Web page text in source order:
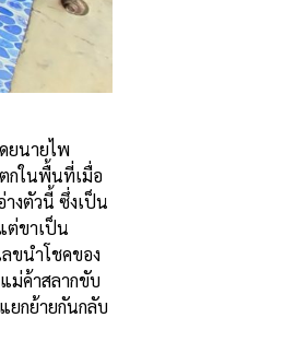
ยนายไพ
กในพื้นที่เมื่อ
างตัวนี้ ซึ่งเป็น
ต่ขาเป็น
ขนำโชคของ
ม่ค้าสลากขับ
ยกย้ายกันกลับ